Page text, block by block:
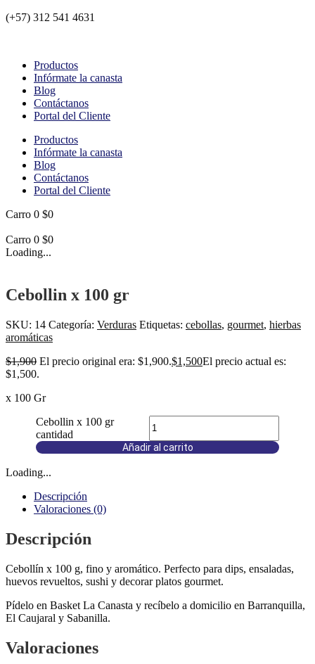
(+57) 312 541 4631
Productos
Infórmate la canasta
Blog
Contáctanos
Portal del Cliente
Productos
Infórmate la canasta
Blog
Contáctanos
Portal del Cliente
Carro 0 $0
Carro 0 $0
Loading...
Cebollin x 100 gr
SKU: 14 Categoría: Verduras Etiquetas: cebollas, gourmet, hierbas
aromáticas
$1,900 El precio original era: $1,900.$1,500El precio actual es:
$1,500.
x 100 Gr
Cebollin x 100 gr
cantidad
Añadir al carrito
Loading...
Descripción
Valoraciones (0)
Descripción
Cebollín x 100 g, fino y aromático. Perfecto para dips, ensaladas,
huevos revueltos, sushi y decorar platos gourmet.
Pídelo en Basket La Canasta y recíbelo a domicilio en Barranquilla,
El Caujaral y Sabanilla.
Valoraciones